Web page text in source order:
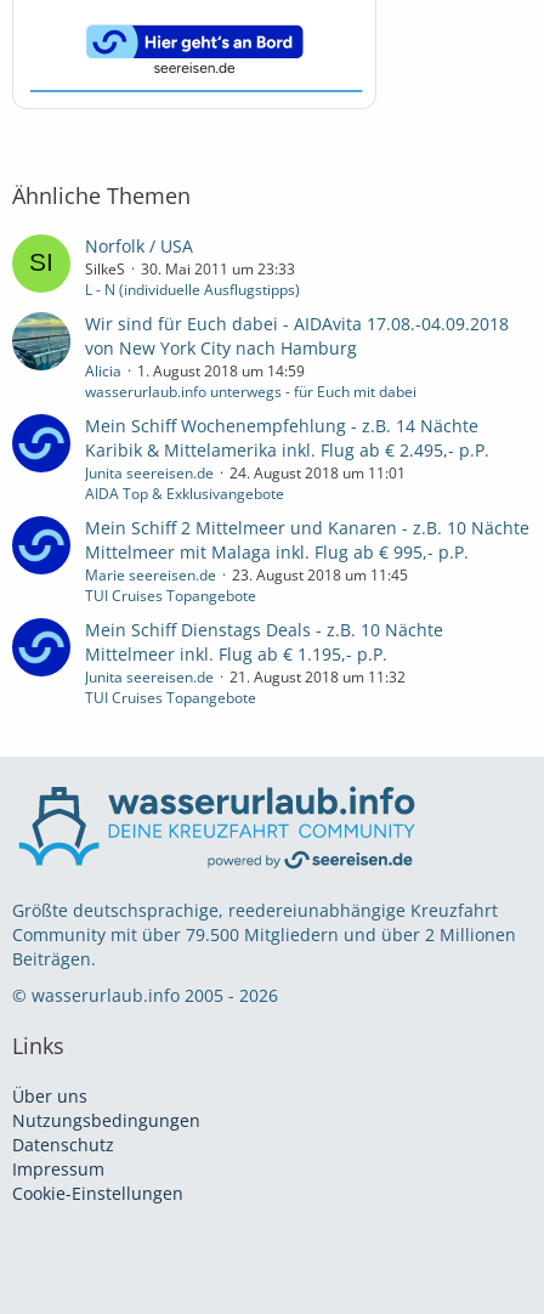
Ähnliche Themen
Norfolk / USA
SilkeS
30. Mai 2011 um 23:33
L - N (individuelle Ausflugstipps)
Wir sind für Euch dabei - AIDAvita 17.08.-04.09.2018
von New York City nach Hamburg
Alicia
1. August 2018 um 14:59
wasserurlaub.info unterwegs - für Euch mit dabei
Mein Schiff Wochenempfehlung - z.B. 14 Nächte
Karibik & Mittelamerika inkl. Flug ab € 2.495,- p.P.
Junita seereisen.de
24. August 2018 um 11:01
AIDA Top & Exklusivangebote
Mein Schiff 2 Mittelmeer und Kanaren - z.B. 10 Nächte
Mittelmeer mit Malaga inkl. Flug ab € 995,- p.P.
Marie seereisen.de
23. August 2018 um 11:45
TUI Cruises Topangebote
Mein Schiff Dienstags Deals - z.B. 10 Nächte
Mittelmeer inkl. Flug ab € 1.195,- p.P.
Junita seereisen.de
21. August 2018 um 11:32
TUI Cruises Topangebote
Größte deutschsprachige, reedereiunabhängige Kreuzfahrt
Community mit über 79.500 Mitgliedern und über 2 Millionen
Beiträgen.
© wasserurlaub.info 2005 - 2026
Links
Über uns
Nutzungsbedingungen
Datenschutz
Impressum
Cookie-Einstellungen